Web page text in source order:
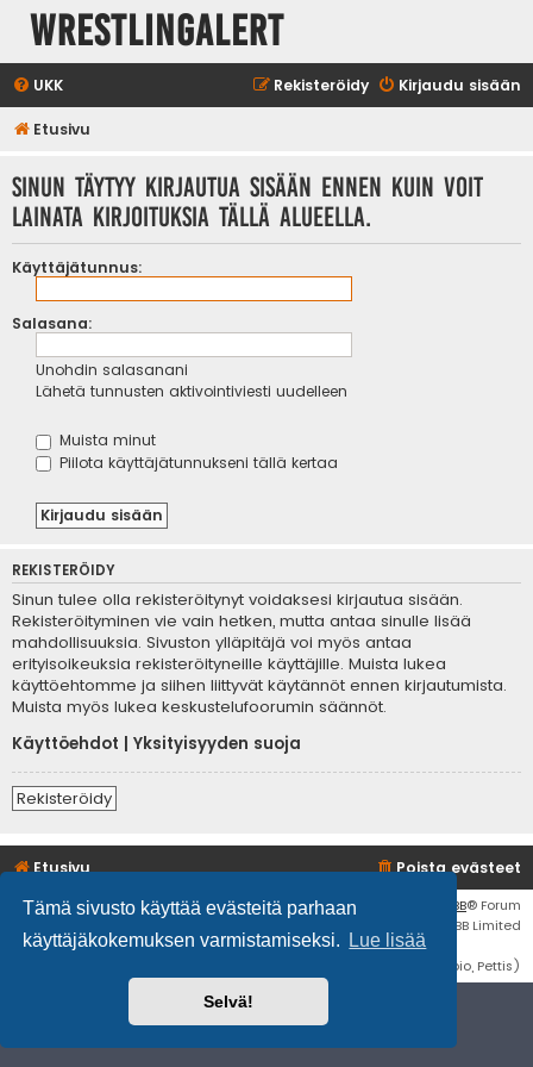
Tämä sivusto käyttää evästeitä parhaan
käyttäjäkokemuksen varmistamiseksi.
Lue lisää
Selvä!
WrestlingAlert
UKK Kirjaudu sisään
Rekisteröidy
Etusivu
Sinun täytyy kirjautua sisään ennen kuin voit
lainata kirjoituksia tällä alueella.
Käyttäjätunnus:
Salasana:
Unohdin salasanani
Lähetä tunnusten aktivointiviesti uudelleen
Muista minut
Piilota käyttäjätunnukseni tällä kertaa
REKISTERÖIDY
Sinun tulee olla rekisteröitynyt voidaksesi kirjautua sisään.
Rekisteröityminen vie vain hetken, mutta antaa sinulle lisää
mahdollisuuksia. Sivuston ylläpitäjä voi myös antaa
erityisoikeuksia rekisteröityneille käyttäjille. Muista lukea
käyttöehtomme ja siihen liittyvät käytännöt ennen kirjautumista.
Muista myös lukea keskustelufoorumin säännöt.
Käyttöehdot
Yksityisyyden suoja
Rekisteröidy
Etusivu Poista evästeet
Flat Style byIan Bradley• Keskustelufoorumin ohjelmisto phpBB® Forum
Software © phpBB Limited
Käännös: phpBB Suomi (lurttinen, harritapio, Pettis)